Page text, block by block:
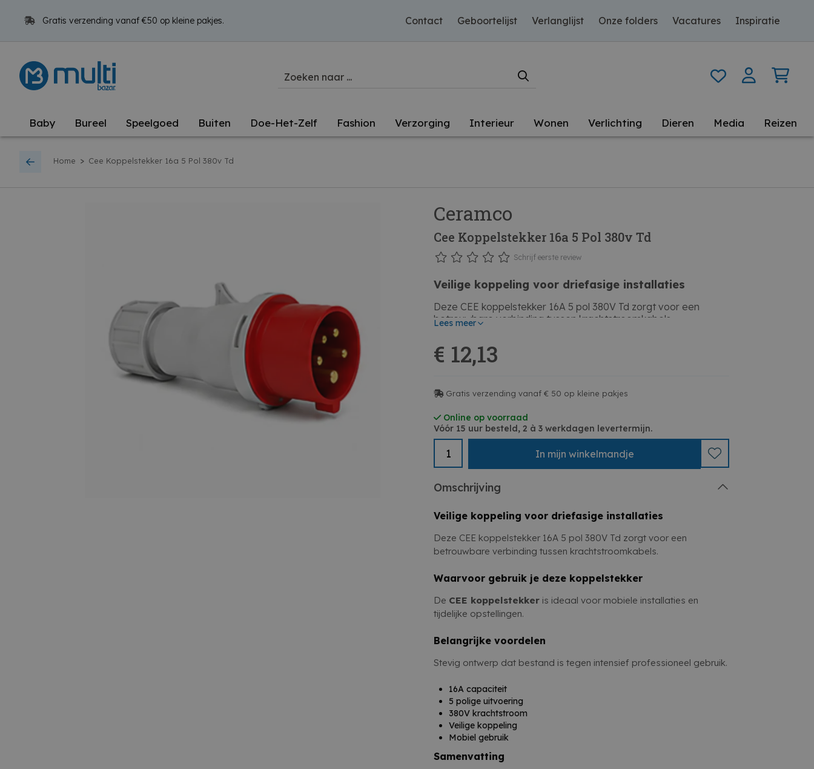
Gratis verzending vanaf €50 op kleine pakjes. Contact Geboortelijst Verlanglijst Onze folders Vacatures Inspiratie
Baby Bureel Speelgoed Buiten Doe-Het-Zelf Fashion Verzorging Interieur Wonen Verlichting Dieren Media Reizen
Home > Cee Koppelstekker 16a 5 Pol 380v Td
Ceramco
Cee Koppelstekker 16a 5 Pol 380v Td
Schrijf eerste review
Veilige koppeling voor driefasige installaties
Deze CEE koppelstekker 16A 5 pol 380V Td zorgt voor een
betrouwbare verbinding tussen krachtstroomkabels.
De CEE koppelstekker
Belangrijke voordelen
Stevig ontwerp dat bestand is tegen intensief professioneel
gebruik.
16A capaciteit
5 polige uitvoering
380V krachtstroom
Mobiel gebruik
Samenvatting
krachtstroomverbindingen.
Lees meer
€ 12,13
Gratis verzending vanaf € 50 op kleine pakjes
Online op voorraad
Vóór 15 uur besteld, 2 à 3 werkdagen levertermijn.
In mijn winkelmandje
Omschrijving
Veilige koppeling voor driefasige installaties
Deze CEE koppelstekker 16A 5 pol 380V Td zorgt voor een
betrouwbare verbinding tussen krachtstroomkabels.
Waarvoor gebruik je deze koppelstekker
De CEE koppelstekker is ideaal voor mobiele installaties en
tijdelijke opstellingen.
Belangrijke voordelen
Stevig ontwerp dat bestand is tegen intensief professioneel gebruik.
16A capaciteit
5 polige uitvoering
380V krachtstroom
Veilige koppeling
Mobiel gebruik
Samenvatting